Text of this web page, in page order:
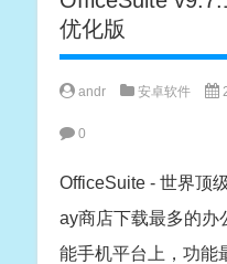
优化版
andr 安卓软件
0
OfficeSuite - 世界顶
ay商店下载最多的办
能手机平台上，功能